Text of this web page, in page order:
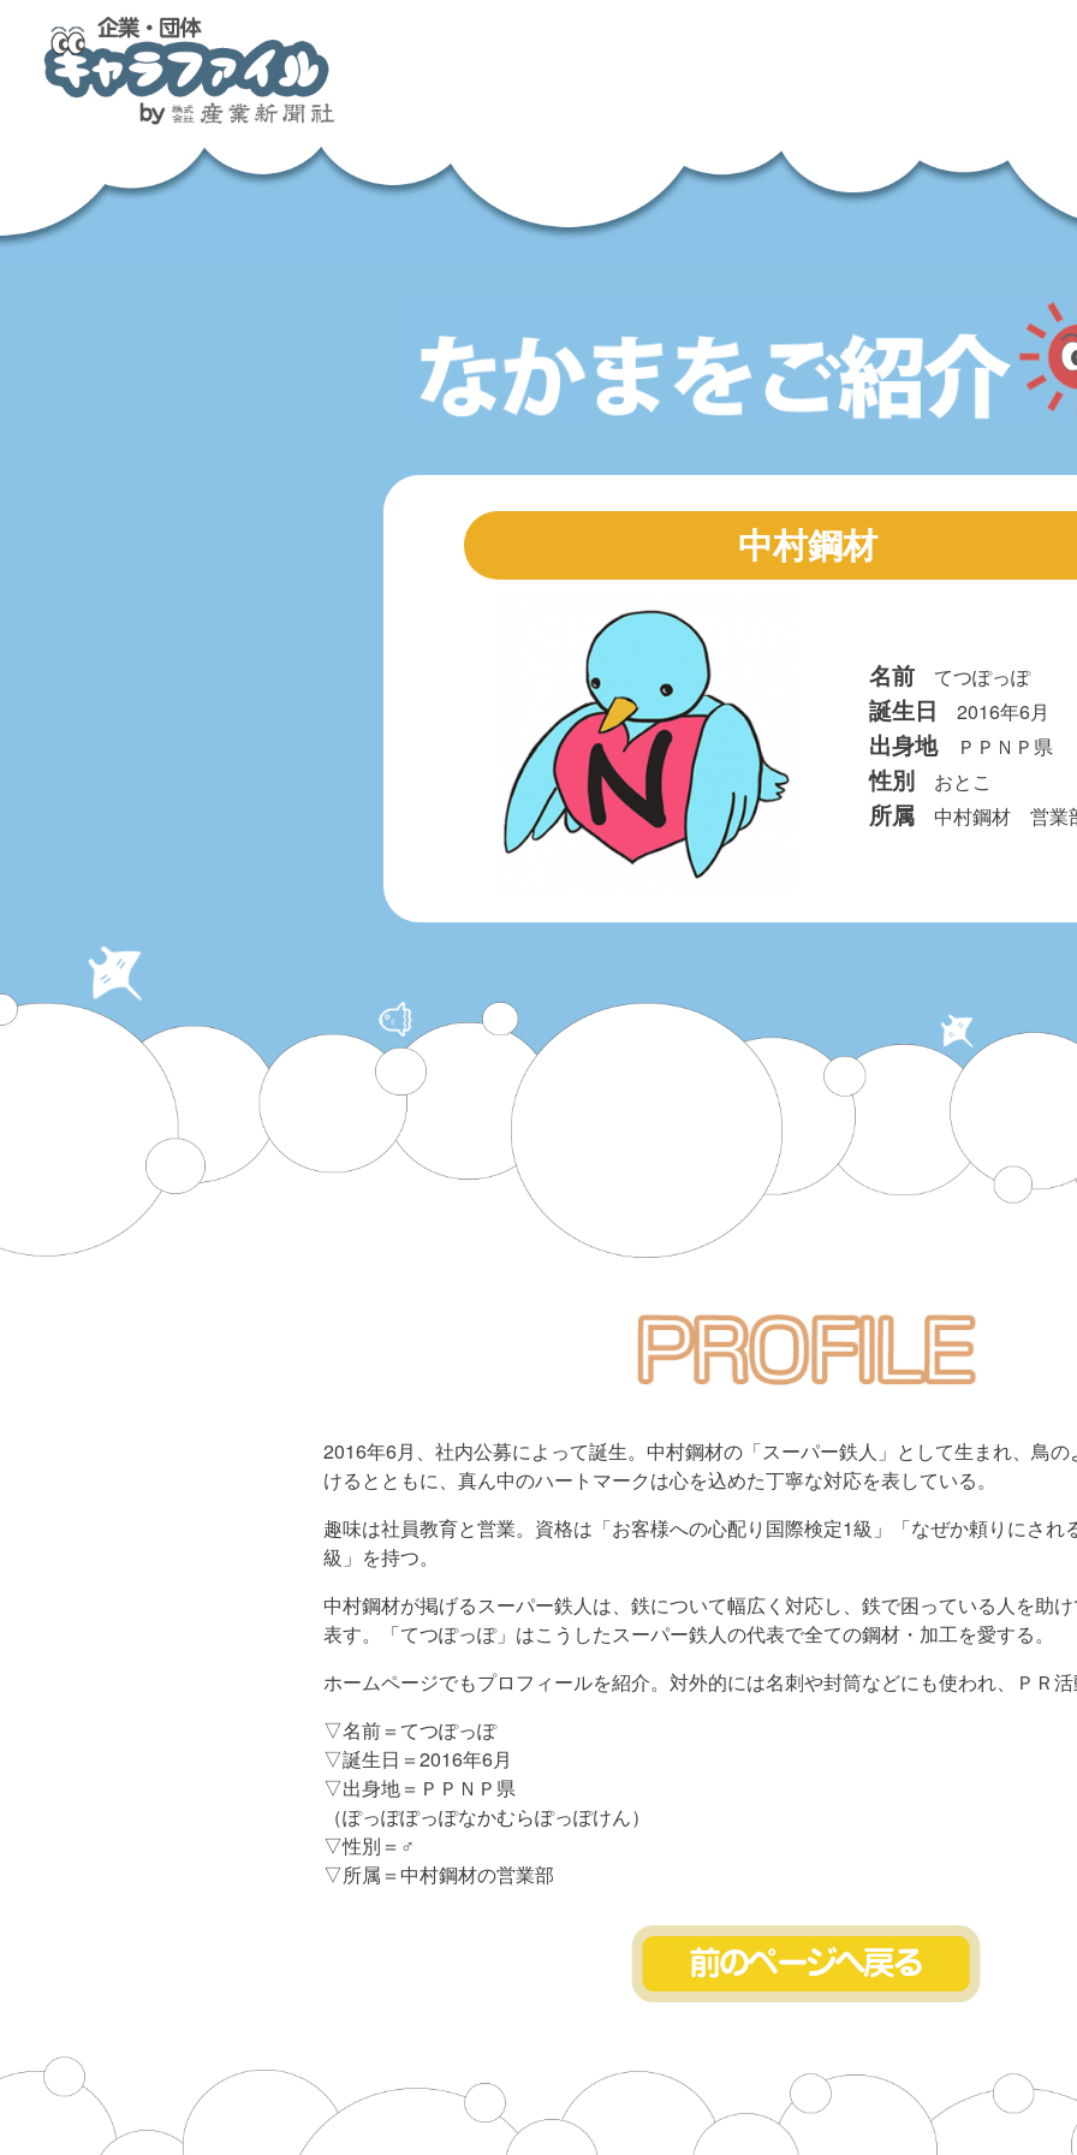
中村鋼材
名前てつぽっぽ
誕生日 2016年6月
出身地ＰＰＮＰ県
性別 おとこ
所属中村鋼材 営業
2016年6月、社内公募によって誕生。中村鋼材の「スーパー鉄人」として生まれ、鳥
けるとともに、真ん中のハートマークは心を込めた丁寧な対応を表している。
趣味は社員教育と営業。資格は「お客様への心配り国際検定1級」「なぜか頼りにされ
級」を持つ。
中村鋼材が掲げるスーパー鉄人は、鉄について幅広く対応し、鉄で困っている人を助
表す。「てつぽっぽ」はこうしたスーパー鉄人の代表で全ての鋼材・加工を愛する。
ホームページでもプロフィールを紹介。対外的には名刺や封筒などにも使われ、ＰＲ
▽名前＝てつぽっぽ
▽誕生日＝2016年6月
▽出身地＝ＰＰＮＰ県
（ぽっぽぽっぽなかむらぽっぽけん）
▽性別＝♂
▽所属＝中村鋼材の営業部